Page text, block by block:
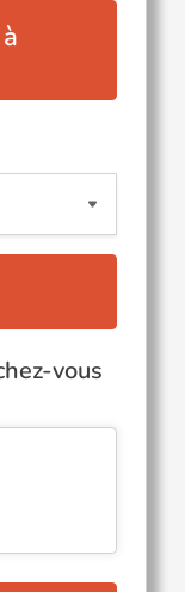
vous